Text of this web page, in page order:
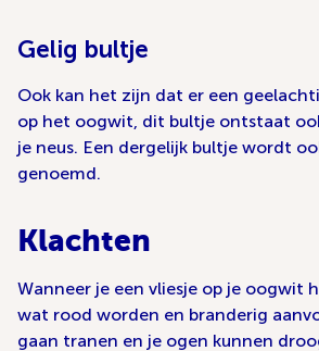
Gelig bultje
Ook kan het zijn dat er een
op het oogwit, dit bultje ontstaat
je neus. Een dergelijk bultje wordt
genoemd.
Klachten
Wanneer je een vliesje op je oogwit
wat rood worden en branderig
gaan tranen en je ogen kunnen